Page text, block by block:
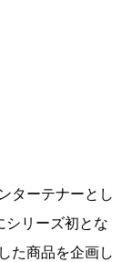
ターテナーとし
シリーズ初とな
た商品を企画し